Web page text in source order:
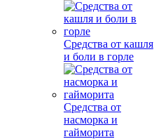
Средства от кашля
и боли в горле
Средства от
насморка и
гайморита